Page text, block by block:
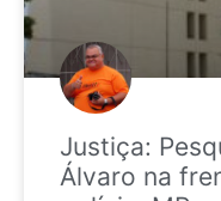
Justiça:
Álvaro na